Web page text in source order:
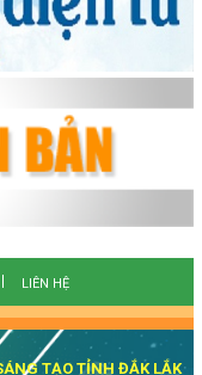
LIÊN HỆ
TẠO TỈNH ĐẮK LẮK